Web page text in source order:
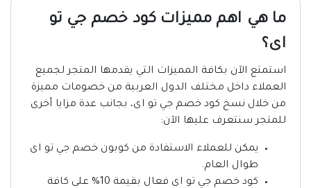
ما هي اهم مميزات كود خصم جي تو
اى؟
استمتع الآن بكافة المميزات التي يقدمها المتجر لجميع
العملاء داخل مختلف الدول العربية من خصومات مميزة
من خلال نسخ كود خصم جي تو اى، بجانب عدة مزايا أخرى
للمتجر سنتعرف عليها الآن:
يمكن للعملاء الاستفادة من كوبون خصم جي تو اى
طوال العام.
كود خصم جي تو اى فعال بقيمة 10% على كافة